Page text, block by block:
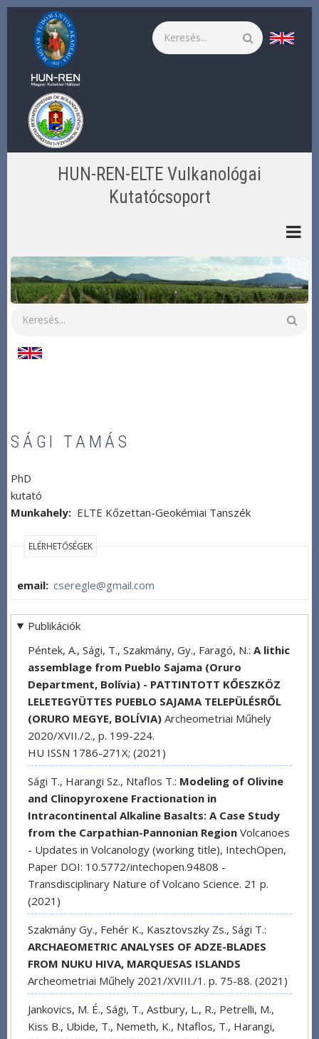
Ugrás
tartalomra
Keresés
HUN-REN-ELTE Vulkanológai
Kutatócsoport
SÁGI TAMÁS
PhD
kutató
Munkahely
ELTE Kőzettan-Geokémiai Tanszék
ELÉRHETŐSÉGEK
email cseregle@gmail.com
Publikációk
Péntek, A., Sági, T., Szakmány, Gy., Faragó, N.: A lithic
assemblage from Pueblo Sajama (Oruro
Department, Bolívia) - PATTINTOTT KŐESZKÖZ
LELETEGYÜTTES PUEBLO SAJAMA TELEPÜLÉSRŐL
(ORURO MEGYE, BOLÍVIA)Archeometriai Műhely
2020/XVII./2., p. 199-224.
HU ISSN 1786-271X; (2021)
Sági T., Harangi Sz., Ntaflos T.: Modeling of Olivine
and Clinopyroxene Fractionation in
Intracontinental Alkaline Basalts: A Case Study
from the Carpathian-Pannonian RegionVolcanoes
- Updates in Volcanology (working title), IntechOpen,
Paper DOI: 10.5772/intechopen.94808 -
Transdisciplinary Nature of Volcano Science. 21 p.
(2021)
Szakmány Gy., Fehér K., Kasztovszky Zs., Sági T.:
ARCHAEOMETRIC ANALYSES OF ADZE-BLADES
FROM NUKU HIVA, MARQUESAS ISLANDS
Archeometriai Műhely 2021/XVIII./1. p. 75-88. (2021)
Jankovics, M. É., Sági, T., Astbury, L., R., Petrelli, M.,
Kiss B., Ubide, T., Nemeth, K., Ntaflos, T., Harangi,